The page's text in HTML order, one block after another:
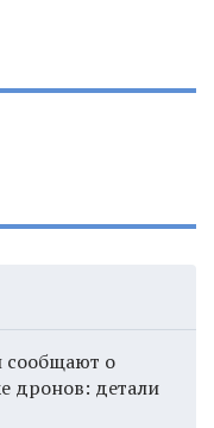
сообщают о
дронов: детали